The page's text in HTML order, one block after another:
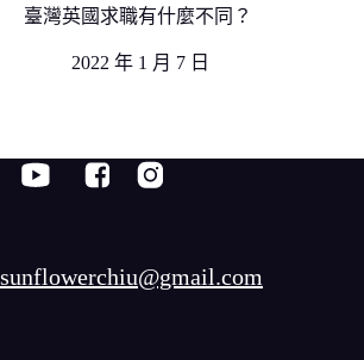
臺灣英國求職有什麼不同？
2022 年 1 月 7 日
sunflowerchiu@gmail.com